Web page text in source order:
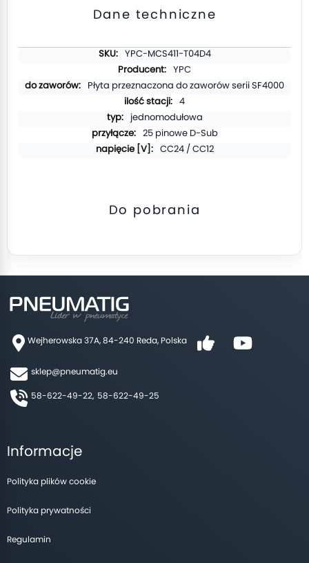
Dane techniczne
YPC-MCS411-T04D4
YPC
Płyta przeznaczona do zaworów serii SF4000
4
jednomodułowa
25 pinowe D-Sub
CC24 / CC12
Do pobrania
Wejherowska 37A, 84-240 Reda, Polska
sklep@pneumatig.eu
58-622-49-22, 58-622-49-25
Informacje
Polityka plików cookie
Polityka prywatności
Regulamin